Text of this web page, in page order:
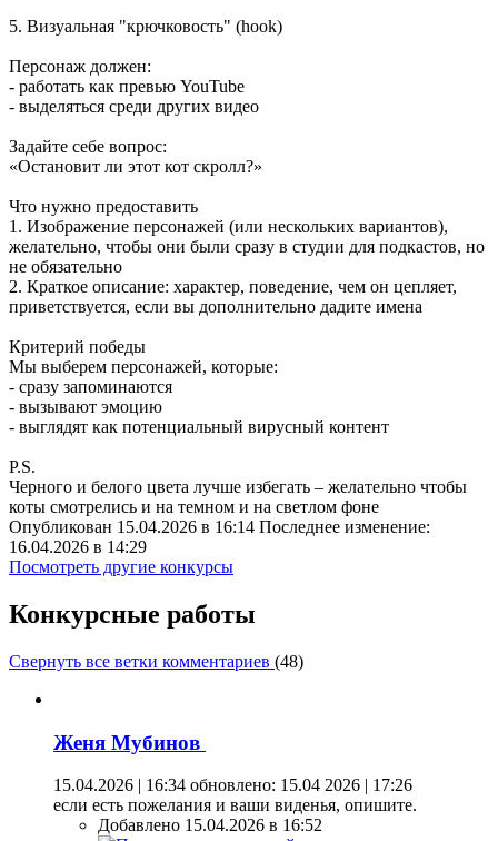
5. Визуальная "крючковость" (hook)
Персонаж должен:
- работать как превью YouTube
- выделяться среди других видео
Задайте себе вопрос:
«Остановит ли этот кот скролл?»
Что нужно предоставить
1. Изображение персонажей (или нескольких вариантов),
желательно, чтобы они были сразу в студии для подкастов, но
не обязательно
2. Краткое описание: характер, поведение, чем он цепляет,
приветствуется, если вы дополнительно дадите имена
Критерий победы
Мы выберем персонажей, которые:
- сразу запоминаются
- вызывают эмоцию
- выглядят как потенциальный вирусный контент
P.S.
Черного и белого цвета лучше избегать – желательно чтобы
коты смотрелись и на темном и на светлом фоне
Опубликован 15.04.2026 в 16:14 Последнее изменение:
16.04.2026 в 14:29
Посмотреть другие конкурсы
Конкурсные работы
Свернуть все ветки комментариев (48)
Женя Мубинов
15.04.2026 | 16:34 обновлено: 15.04 2026 | 17:26
если есть пожелания и ваши виденья, опишите.
Добавлено 15.04.2026 в 16:52